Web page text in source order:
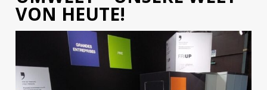
VON HEUTE!Ihr Warenkorb ist leer